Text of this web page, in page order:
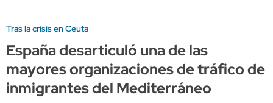
Tras la crisis en Ceuta
España desarticuló una de las
mayores organizaciones de tráfico de
inmigrantes del Mediterráneo